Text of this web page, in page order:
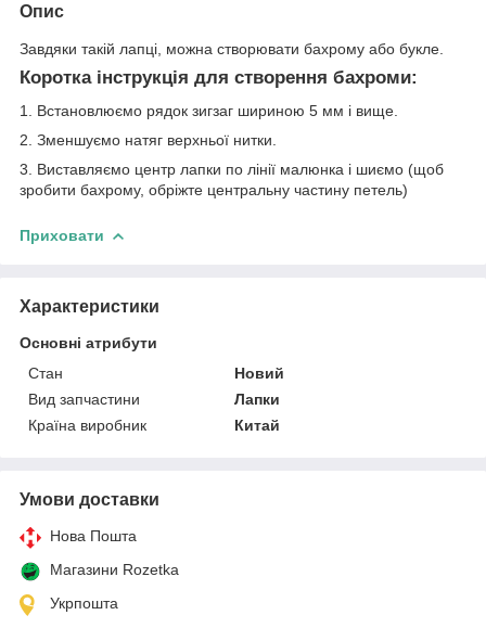
Опис
Завдяки такій лапці, можна створювати бахрому або букле.
Коротка інструкція для створення бахроми:
1. Встановлюємо рядок зигзаг шириною 5 мм і вище.
2. Зменшуємо натяг верхньої нитки.
3. Виставляємо центр лапки по лінії малюнка і шиємо (щоб
зробити бахрому, обріжте центральну частину петель)
Приховати
Характеристики
Основні атрибути
Стан
Новий
Вид запчастини
Лапки
Країна виробник
Китай
Умови доставки
Нова Пошта
Магазини Rozetka
Укрпошта